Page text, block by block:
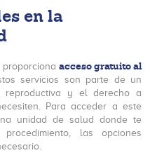
en la
proporciona acceso gratuito al
servicios son parte de un
reproductiva y el derecho a
Para acceder a este
unidad de salud donde te
las opciones